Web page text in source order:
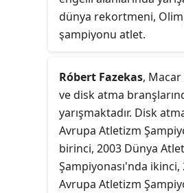
dünya rekortmeni,
şampiyonu atlet.
Róbert Fazekas,
ve disk atma
yarışmaktadır. Disk
Avrupa Atletizm
birinci, 2003 Dünya
Şampiyonası'nda ikinci,
Avrupa Atletizm